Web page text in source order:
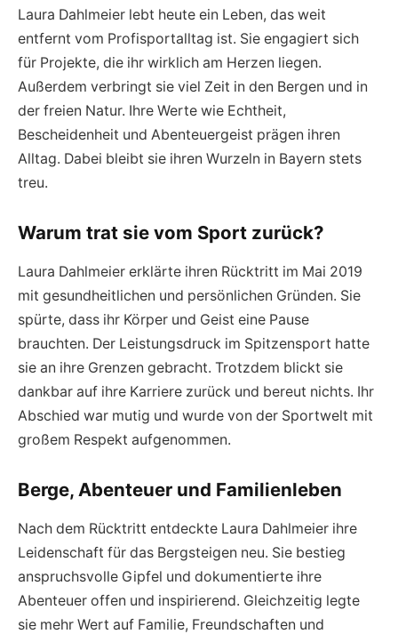
Laura Dahlmeier lebt heute ein Leben, das weit
entfernt vom Profisportalltag ist. Sie engagiert sich
für Projekte, die ihr wirklich am Herzen liegen.
Außerdem verbringt sie viel Zeit in den Bergen und in
der freien Natur. Ihre Werte wie Echtheit,
Bescheidenheit und Abenteuergeist prägen ihren
Alltag. Dabei bleibt sie ihren Wurzeln in Bayern stets
treu.
Warum trat sie vom Sport zurück?
Laura Dahlmeier erklärte ihren Rücktritt im Mai 2019
mit gesundheitlichen und persönlichen Gründen. Sie
spürte, dass ihr Körper und Geist eine Pause
brauchten. Der Leistungsdruck im Spitzensport hatte
sie an ihre Grenzen gebracht. Trotzdem blickt sie
dankbar auf ihre Karriere zurück und bereut nichts. Ihr
Abschied war mutig und wurde von der Sportwelt mit
großem Respekt aufgenommen.
Berge, Abenteuer und Familienleben
Nach dem Rücktritt entdeckte Laura Dahlmeier ihre
Leidenschaft für das Bergsteigen neu. Sie bestieg
anspruchsvolle Gipfel und dokumentierte ihre
Abenteuer offen und inspirierend. Gleichzeitig legte
sie mehr Wert auf Familie, Freundschaften und